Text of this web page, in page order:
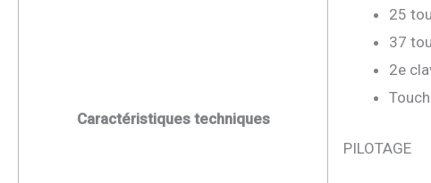
Caractéristiques techniques
25
37
2e
PILOTAGE